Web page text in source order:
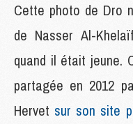
Cette photo de Dro
de Nasser Al-
quand il était jeune.
partagée en 2012
Hervet sur son site